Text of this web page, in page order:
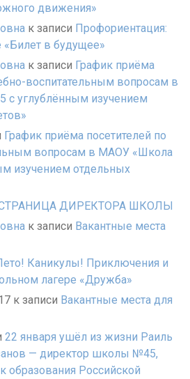
движения»
к записи Профориентация:
в будущее»
к записи График приёма
воспитательным вопросам в
углублённым изучением
График приёма посетителей по
вопросам в МАОУ «Школа
изучением отдельных
ДИРЕКТОРА ШКОЛЫ
к записи Вакантные места
Каникулы! Приключения и
лагере «Дружба»
к записи Вакантные места для
22 января ушёл из жизни Раиль
— директор школы №45,
образования Российской